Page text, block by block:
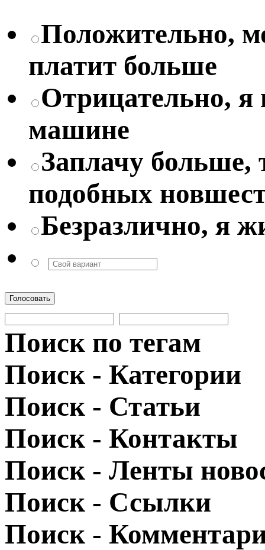
Положительно,
платит больше
Отрицательно,
машине
Заплачу больше,
подобных
Безразлично, я
Голосовать
Поиск по тегам
Поиск - Категории
Поиск - Статьи
Поиск - Контакты
Поиск - Ленты
Поиск - Ссылки
Поиск -